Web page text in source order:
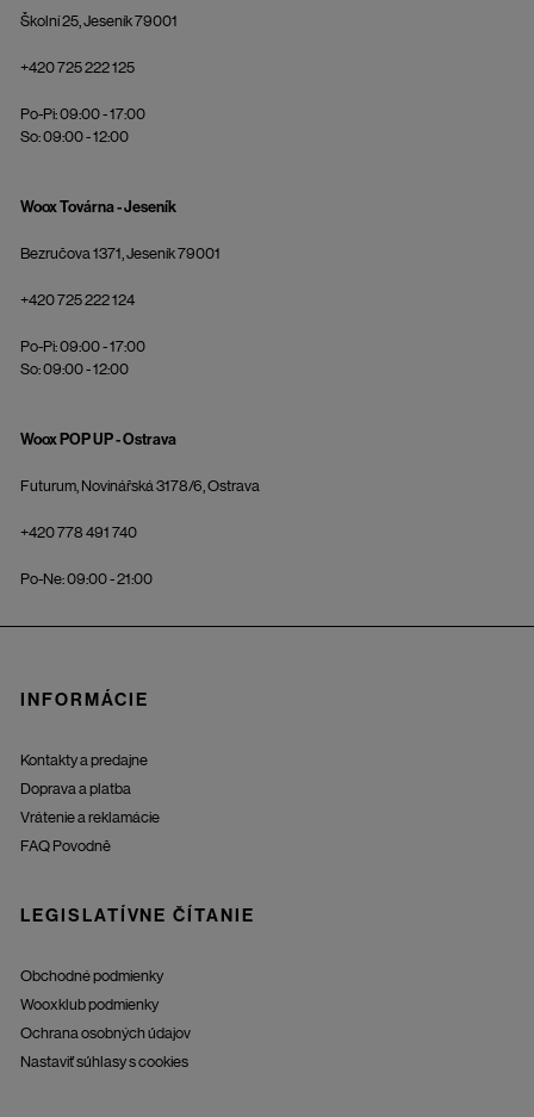
Školní 25, Jeseník 79001
+420 725 222 125
Po-Pi: 09:00 - 17:00
So: 09:00 - 12:00
Woox Továrna - Jeseník
Bezručova 1371, Jeseník 79001
+420 725 222 124
Po-Pi: 09:00 - 17:00
So: 09:00 - 12:00
Woox POP UP - Ostrava
Futurum, Novinářská 3178/6, Ostrava
+420 778 491 740
Po-Ne: 09:00 - 21:00
INFORMÁCIE
Kontakty a predajne
Doprava a platba
Vrátenie a reklamácie
FAQ Povodně
LEGISLATÍVNE ČÍTANIE
Obchodné podmienky
Wooxklub podmienky
Ochrana osobných údajov
Nastaviť súhlasy s cookies